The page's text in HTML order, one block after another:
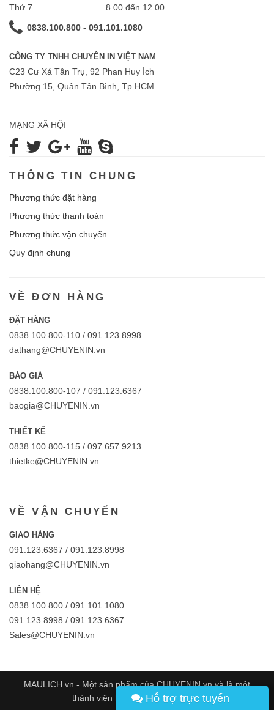
Thứ 7 ............................ 8.00 đến 12.00
0838.100.800 - 091.101.1080
CÔNG TY TNHH CHUYÊN IN VIỆT NAM
C23 Cư Xá Tân Trụ, 92 Phan Huy Ích
Phường 15, Quân Tân Bình, Tp.HCM
MẠNG XÃ HỘI
THÔNG TIN CHUNG
Phương thức đặt hàng
Phương thức thanh toán
Phương thức vận chuyển
Quy định chung
VỀ ĐƠN HÀNG
ĐẶT HÀNG
0838.100.800-110 / 091.123.8998
dathang@CHUYENIN.vn
BÁO GIÁ
0838.100.800-107 / 091.123.6367
baogia@CHUYENIN.vn
THIẾT KẾ
0838.100.800-115 / 097.657.9213
thietke@CHUYENIN.vn
VỀ VẬN CHUYỂN
GIAO HÀNG
091.123.6367 / 091.123.8998
giaohang@CHUYENIN.vn
LIÊN HỆ
0838.100.800 / 091.101.1080
091.123.8998 / 091.123.6367
Sales@CHUYENIN.vn
MAULICH.vn - Một sản phẩm củaCHUYENIN.vnvà là một
thành viên hệ thốngVICGroup.co
Hỗ trợ trực tuyến